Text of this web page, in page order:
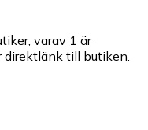
varav 1 är
till butiken.